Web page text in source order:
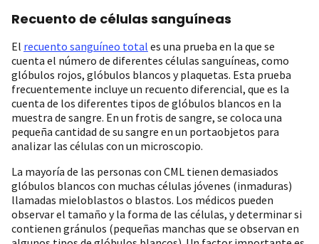
Recuento de células sanguíneas
El recuento sanguíneo total es una prueba en la que se
cuenta el número de diferentes células sanguíneas, como
glóbulos rojos, glóbulos blancos y plaquetas. Esta prueba
frecuentemente incluye un recuento diferencial, que es la
cuenta de los diferentes tipos de glóbulos blancos en la
muestra de sangre. En un frotis de sangre, se coloca una
pequeña cantidad de su sangre en un portaobjetos para
analizar las células con un microscopio.
La mayoría de las personas con CML tienen demasiados
glóbulos blancos con muchas células jóvenes (inmaduras)
llamadas mieloblastos o blastos. Los médicos pueden
observar el tamaño y la forma de las células, y determinar si
contienen gránulos (pequeñas manchas que se observan en